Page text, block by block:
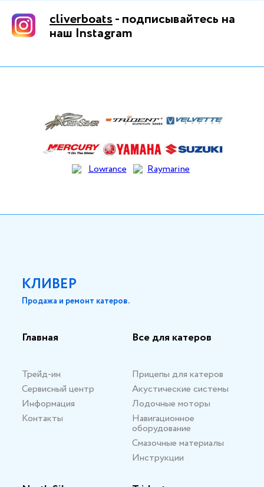
cliverboats- подписывайтесь на
наш Instagram
КЛИВЕР
Продажа и ремонт катеров.
Главная
Трейд-ин
Сервисный центр
Информация
Контакты
Все для катеров
Прицепы для катеров
Акустические системы
Лодочные моторы
Навигационное
оборудование
Смазочные материалы
Инструкции